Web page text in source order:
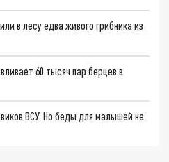
в лесу едва живого грибника из
60 тысяч пар берцев в
ВСУ. Но беды для малышей не